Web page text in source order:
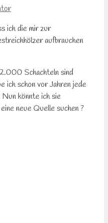
ich die mir zur
aufbrauchen
Schachteln sind
ich schon vor Jahren jede
könnte ich sie
neue Quelle suchen ?